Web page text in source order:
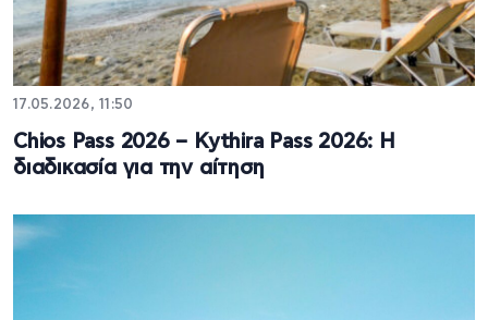
17.05.2026, 11:50
Chios Pass 2026 – Kythira Pass 2026: Η
διαδικασία για την αίτηση